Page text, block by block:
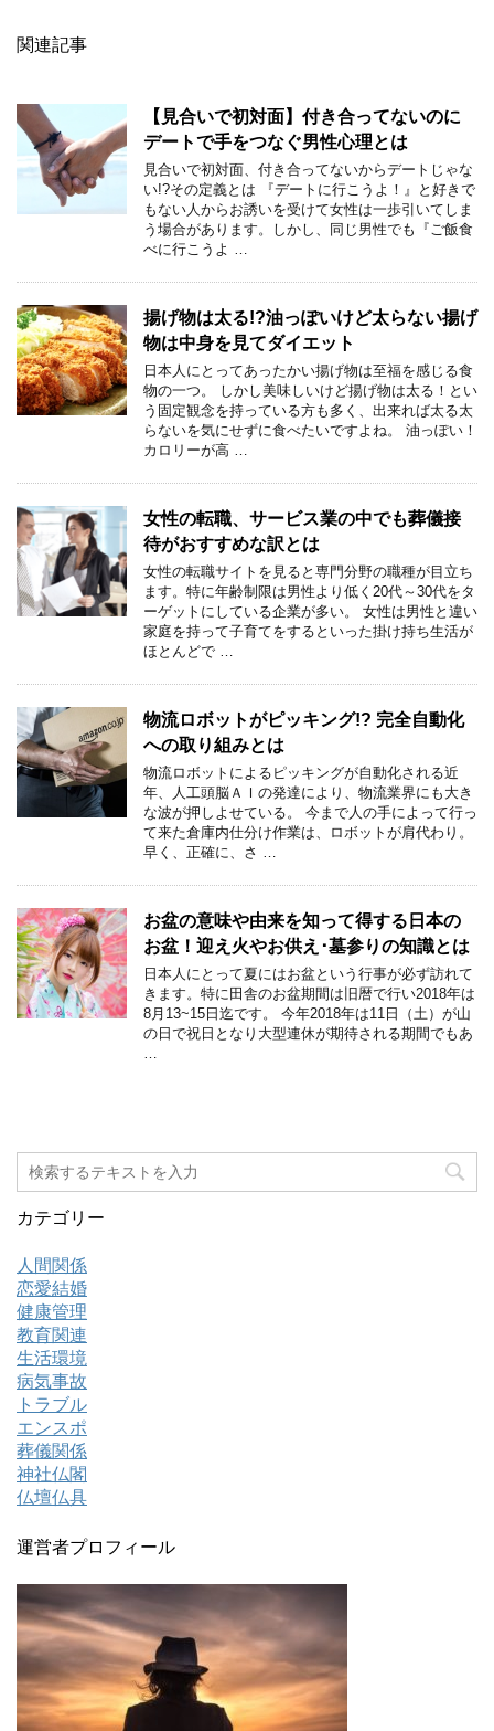
関連記事
【見合いで初対面】付き合ってないのに
デートで手をつなぐ男性心理とは
見合いで初対面、付き合ってないからデートじゃな
い!?その定義とは 『デートに行こうよ！』と好きで
もない人からお誘いを受けて女性は一歩引いてしま
う場合があります。しかし、同じ男性でも『ご飯食
べに行こうよ …
揚げ物は太る!?油っぽいけど太らない揚げ
物は中身を見てダイエット
日本人にとってあったかい揚げ物は至福を感じる食
物の一つ。 しかし美味しいけど揚げ物は太る！とい
う固定観念を持っている方も多く、出来れば太る太
らないを気にせずに食べたいですよね。 油っぽい！
カロリーが高 …
女性の転職、サービス業の中でも葬儀接
待がおすすめな訳とは
女性の転職サイトを見ると専門分野の職種が目立ち
ます。特に年齢制限は男性より低く20代～30代をタ
ーゲットにしている企業が多い。 女性は男性と違い
家庭を持って子育てをするといった掛け持ち生活が
ほとんどで …
物流ロボットがピッキング!? 完全自動化
への取り組みとは
物流ロボットによるピッキングが自動化される近
年、人工頭脳ＡＩの発達により、物流業界にも大き
な波が押しよせている。 今まで人の手によって行っ
て来た倉庫内仕分け作業は、ロボットが肩代わり。
早く、正確に、さ …
お盆の意味や由来を知って得する日本の
お盆！迎え火やお供え･墓参りの知識とは
日本人にとって夏にはお盆という行事が必ず訪れて
きます。特に田舎のお盆期間は旧暦で行い2018年は
8月13~15日迄です。 今年2018年は11日（土）が山
の日で祝日となり大型連休が期待される期間でもあ
…
カテゴリー
人間関係
恋愛結婚
健康管理
教育関連
生活環境
病気事故
トラブル
エンスポ
葬儀関係
神社仏閣
仏壇仏具
運営者プロフィール